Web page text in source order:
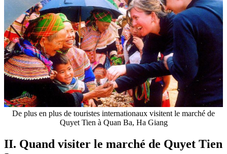
De plus en plus de touristes internationaux visitent le marché de
Quyet Tien à Quan Ba, Ha Giang
II. Quand visiter le marché de Quyet Tien